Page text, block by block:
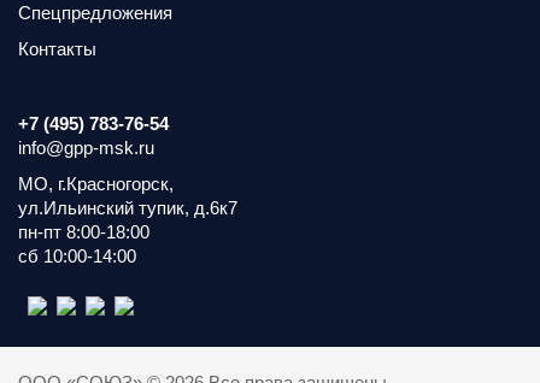
Спецпредложения
Контакты
+7 (495) 783-76-54
info@gpp-msk.ru
МО, г.Красногорск,
ул.Ильинский тупик, д.6к7
пн-пт 8:00-18:00
сб 10:00-14:00